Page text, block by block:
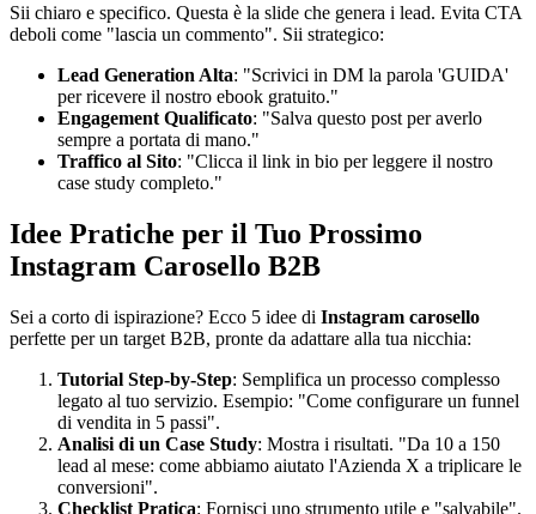
Sii chiaro e specifico. Questa è la slide che genera i lead. Evita CTA
deboli come "lascia un commento". Sii strategico:
Lead Generation Alta: "Scrivici in DM la parola 'GUIDA'
per ricevere il nostro ebook gratuito."
Engagement Qualificato: "Salva questo post per averlo
sempre a portata di mano."
Traffico al Sito: "Clicca il link in bio per leggere il nostro
case study completo."
Idee Pratiche per il Tuo Prossimo
Instagram Carosello B2B
Sei a corto di ispirazione? Ecco 5 idee di Instagram carosello
perfette per un target B2B, pronte da adattare alla tua nicchia:
Tutorial Step-by-Step: Semplifica un processo complesso
legato al tuo servizio. Esempio: "Come configurare un funnel
di vendita in 5 passi".
Analisi di un Case Study: Mostra i risultati. "Da 10 a 150
lead al mese: come abbiamo aiutato l'Azienda X a triplicare le
conversioni".
Checklist Pratica: Fornisci uno strumento utile e "salvabile".